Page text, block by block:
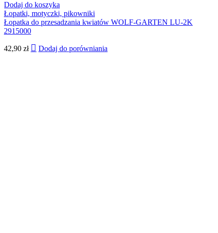
Dodaj do koszyka
Łopatki, motyczki, pikowniki
Łopatka do przesadzania kwiatów WOLF-GARTEN LU-2K
2915000
42,90 zł Dodaj do porówniania